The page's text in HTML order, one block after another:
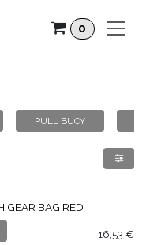
0
PULL BUOY
GEAR BAG RED
16,53 €